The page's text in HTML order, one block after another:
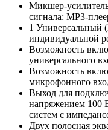
Микшер-
сигнала: MP3-
1 Универсальный
индивидуальной
Возможность
универсального
Возможность
микрофонного
Выход для
напряжением 100
систем с
Двух полосная